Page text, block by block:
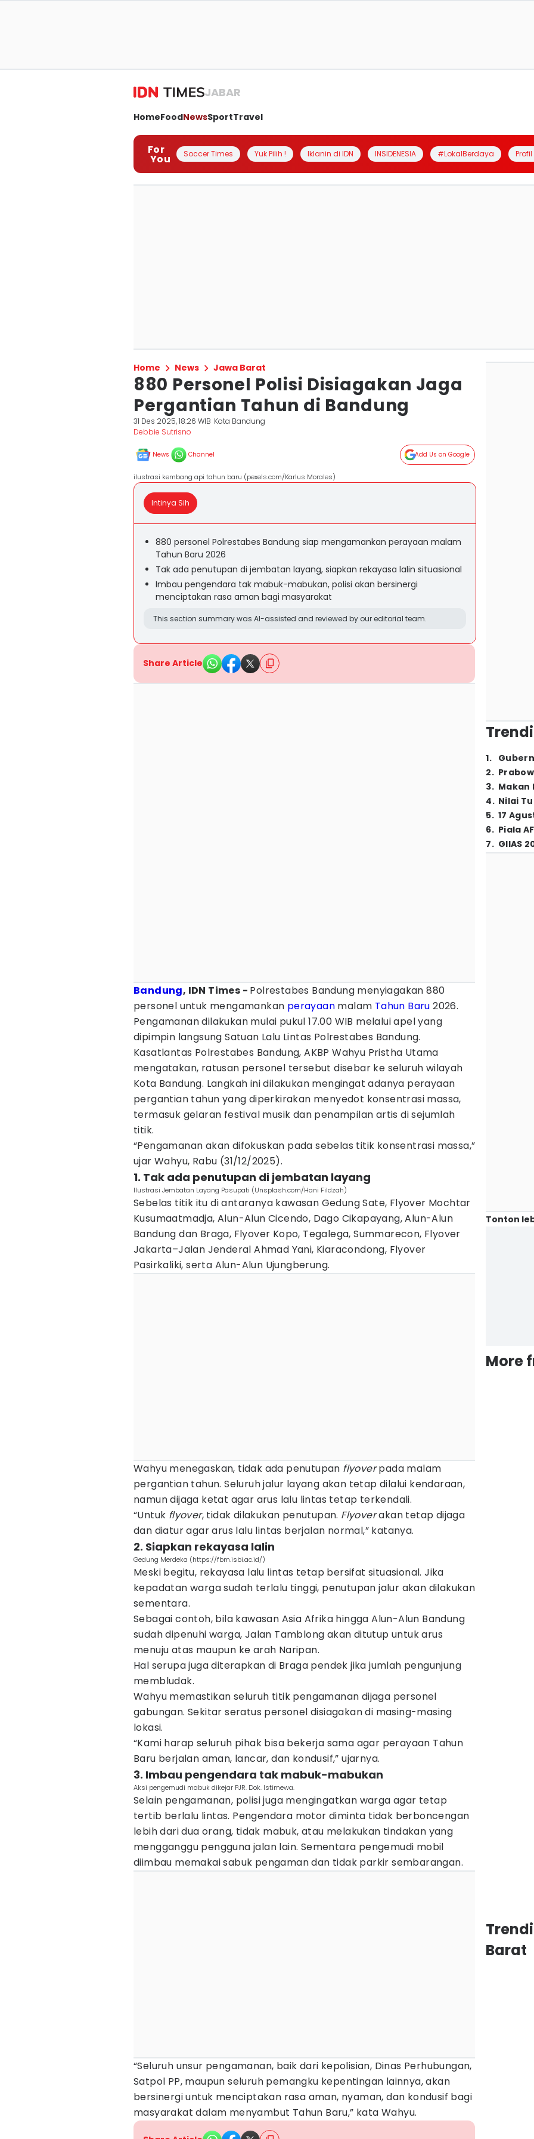
JABAR
HomeFoodNewsSportTravel
For
You Soccer Times Yuk Pilih ! Iklanin di IDN INSIDENESIA #LokalBerdaya
Home News Jawa Barat
880 Personel Polisi Disiagakan Jaga
Pergantian Tahun di Bandung
31 Des 2025, 18:26 WIB Kota Bandung
Debbie Sutrisno
News Channel Add Us on Google
ilustrasi kembang api tahun baru (pexels.com/Karlus Morales)
Intinya Sih
880 personel Polrestabes Bandung siap mengamankan perayaan malam
Tahun Baru 2026
Tak ada penutupan di jembatan layang, siapkan rekayasa lalin situasional
Imbau pengendara tak mabuk-mabukan, polisi akan bersinergi
menciptakan rasa aman bagi masyarakat
This section summary was AI-assisted and reviewed by our editorial team.
Share Article
Bandung, IDN Times - Polrestabes Bandung menyiagakan 880
personel untuk mengamankan perayaan malam Tahun Baru 2026.
Pengamanan dilakukan mulai pukul 17.00 WIB melalui apel yang
dipimpin langsung Satuan Lalu Lintas Polrestabes Bandung.
Kasatlantas Polrestabes Bandung, AKBP Wahyu Pristha Utama
mengatakan, ratusan personel tersebut disebar ke seluruh wilayah
Kota Bandung. Langkah ini dilakukan mengingat adanya perayaan
pergantian tahun yang diperkirakan menyedot konsentrasi massa,
termasuk gelaran festival musik dan penampilan artis di sejumlah
titik.
“Pengamanan akan difokuskan pada sebelas titik konsentrasi massa,”
ujar Wahyu, Rabu (31/12/2025).
1. Tak ada penutupan di jembatan layang
Ilustrasi Jembatan Layang Pasupati (Unsplash.com/Hani Fildzah)
Sebelas titik itu di antaranya kawasan Gedung Sate, Flyover Mochtar
Kusumaatmadja, Alun-Alun Cicendo, Dago Cikapayang, Alun-Alun
Bandung dan Braga, Flyover Kopo, Tegalega, Summarecon, Flyover
Jakarta–Jalan Jenderal Ahmad Yani, Kiaracondong, Flyover
Pasirkaliki, serta Alun-Alun Ujungberung.
Wahyu menegaskan, tidak ada penutupan flyoverpada malam
pergantian tahun. Seluruh jalur layang akan tetap dilalui kendaraan,
namun dijaga ketat agar arus lalu lintas tetap terkendali.
“Untuk flyover, tidak dilakukan penutupan. Flyoverakan tetap dijaga
dan diatur agar arus lalu lintas berjalan normal,” katanya.
2. Siapkan rekayasa lalin
Gedung Merdeka (https://fbm.isbi.ac.id/)
Meski begitu, rekayasa lalu lintas tetap bersifat situasional. Jika
kepadatan warga sudah terlalu tinggi, penutupan jalur akan dilakukan
sementara.
Sebagai contoh, bila kawasan Asia Afrika hingga Alun-Alun Bandung
sudah dipenuhi warga, Jalan Tamblong akan ditutup untuk arus
menuju atas maupun ke arah Naripan.
Hal serupa juga diterapkan di Braga pendek jika jumlah pengunjung
membludak.
Wahyu memastikan seluruh titik pengamanan dijaga personel
gabungan. Sekitar seratus personel disiagakan di masing-masing
lokasi.
“Kami harap seluruh pihak bisa bekerja sama agar perayaan Tahun
Baru berjalan aman, lancar, dan kondusif,” ujarnya.
3. Imbau pengendara tak mabuk-mabukan
Aksi pengemudi mabuk dikejar PJR. Dok. Istimewa.
Selain pengamanan, polisi juga mengingatkan warga agar tetap
tertib berlalu lintas. Pengendara motor diminta tidak berboncengan
lebih dari dua orang, tidak mabuk, atau melakukan tindakan yang
mengganggu pengguna jalan lain. Sementara pengemudi mobil
diimbau memakai sabuk pengaman dan tidak parkir sembarangan.
“Seluruh unsur pengamanan, baik dari kepolisian, Dinas Perhubungan,
Satpol PP, maupun seluruh pemangku kepentingan lainnya, akan
bersinergi untuk menciptakan rasa aman, nyaman, dan kondusif bagi
masyarakat dalam menyambut Tahun Baru,” kata Wahyu.
1.
2.
3. Makan
4. Nilai
5. 17
6. Piala
7. GIIAS
Tonton
More
Barat